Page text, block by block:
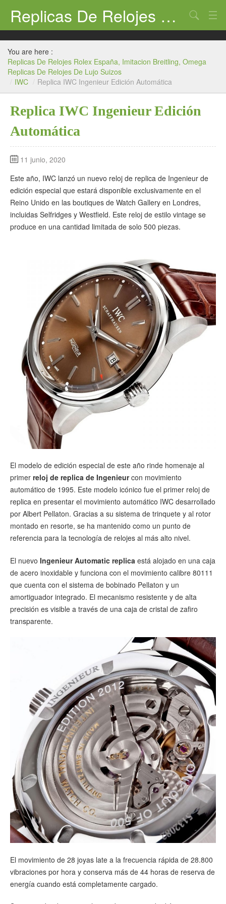
Replicas De Relojes Rolex España, Imitacion Breitling, Omega Replicas De Relojes De Lujo Suizos
Omega
Cartier
Breitling
Tag Heuer
Search
You are here :
Replicas De Relojes Rolex España, Imitacion Breitling, Omega
Replicas De Relojes De Lujo Suizos
/ IWC / Replica IWC Ingenieur Edición Automática
Replica IWC Ingenieur Edición
Automática
11 junio, 2020
Este año, IWC lanzó un nuevo reloj de replica de Ingenieur de
edición especial que estará disponible exclusivamente en el
Reino Unido en las boutiques de Watch Gallery en Londres,
incluidas Selfridges y Westfield. Este reloj de estilo vintage se
produce en una cantidad limitada de solo 500 piezas.
El modelo de edición especial de este año rinde homenaje al
primer reloj de replica de Ingenieurcon movimiento
automático de 1995. Este modelo icónico fue el primer reloj de
replica en presentar el movimiento automático IWC desarrollado
por Albert Pellaton. Gracias a su sistema de trinquete y al rotor
montado en resorte, se ha mantenido como un punto de
referencia para la tecnología de relojes al más alto nivel.
El nuevo Ingenieur Automatic replica está alojado en una caja
de acero inoxidable y funciona con el movimiento calibre 80111
que cuenta con el sistema de bobinado Pellaton y un
amortiguador integrado. El mecanismo resistente y de alta
precisión es visible a través de una caja de cristal de zafiro
transparente.
El movimiento de 28 joyas late a la frecuencia rápida de 28.800
vibraciones por hora y conserva más de 44 horas de reserva de
energía cuando está completamente cargado.